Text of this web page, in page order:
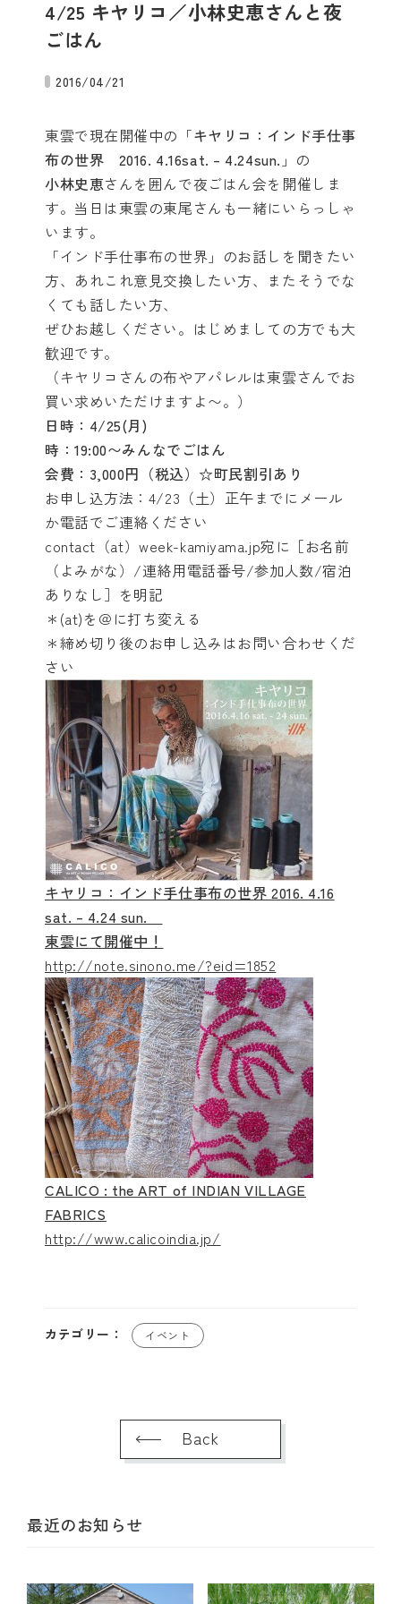
4/25 キヤリコ／小林史恵さんと夜
ごはん
2016/04/21
東雲で現在開催中の「キヤリコ：インド手仕事
布の世界 2016. 4.16sat. – 4.24sun. 」の
小林史恵さんを囲んで夜ごはん会を開催しま
す。当日は東雲の東尾さんも一緒にいらっしゃ
います。
「インド手仕事布の世界」のお話しを聞きたい
方、あれこれ意見交換したい方、またそうでな
くても話したい方、
ぜひお越しください。はじめましての方でも大
歓迎です。
（キヤリコさんの布やアパレルは東雲さんでお
買い求めいただけますよ〜。）
日時：4/25(月)
時：19:00〜みんなでごはん
会費：3,000円（税込）☆町民割引あり
お申し込方法：4/23（土）正午までにメール
か電話でご連絡ください
contact（at）week-kamiyama.jp宛に［お名前
（よみがな）/連絡用電話番号/参加人数/宿泊
ありなし］を明記
＊(at)を＠に打ち変える
＊締め切り後のお申し込みはお問い合わせくだ
さい
キヤリコ：インド手仕事布の世界 2016. 4.16
sat. – 4.24 sun.
東雲にて開催中！
http://note.sinono.me/?eid=1852
CALICO : the ART of INDIAN VILLAGE
FABRICS
http://www.calicoindia.jp/
カテゴリー： イベント
Back
最近のお知らせ